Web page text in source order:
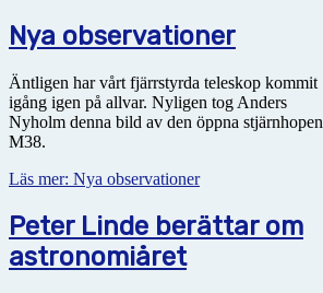
Nya observationer
Äntligen har vårt fjärrstyrda teleskop kommit
igång igen på allvar. Nyligen tog Anders
Nyholm denna bild av den öppna stjärnhopen
M38.
Läs mer: Nya observationer
Peter Linde berättar om
astronomiåret